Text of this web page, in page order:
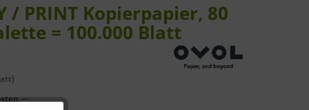
/ PRINT Kopierpapier, 80
= 100.000 Blatt
—